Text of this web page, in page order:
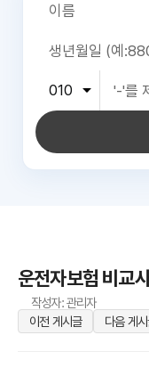
운전자보험 비교
작성자: 관리자
이전 게시글
다음 게